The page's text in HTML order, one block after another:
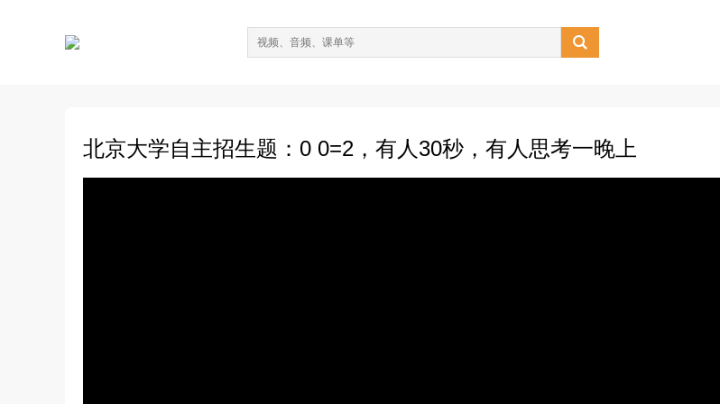

北京大学自主招生题：0 0=2，有人30秒，有人思考一晚上